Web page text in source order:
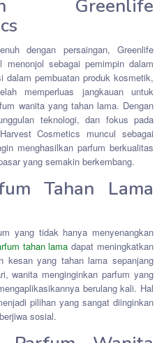
Greenlife
dengan persaingan, Greenlife
sebagai pemimpin dalam
pembuatan produk kosmetik,
memperluas jangkauan untuk
wanita yang tahan lama. Dengan
teknologi, dan fokus pada
Cosmetics muncul sebagai
menghasilkan parfum berkualitas
yang semakin berkembang.
Tahan Lama
yang tidak hanya menyenangkan
tahan lama dapat meningkatkan
kesan yang tahan lama sepanjang
wanita menginginkan parfum yang
berulang kali. Hal
pilihan yang sangat diinginkan
sosial.